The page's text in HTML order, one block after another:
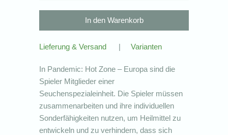
Lieferung & Versand | Varianten
In Pandemic: Hot Zone – Europa sind die
Spieler Mitglieder einer
Seuchenspezialeinheit. Die Spieler müssen
zusammenarbeiten und ihre individuellen
Sonderfähigkeiten nutzen, um Heilmittel zu
entwickeln und zu verhindern, dass sich